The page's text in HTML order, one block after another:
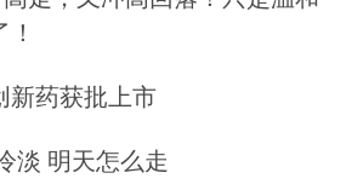
今天市场上即便在北向资
指。相反创业板依然是绿
芯片，新能源
新药获批上市
淡 明天怎么走